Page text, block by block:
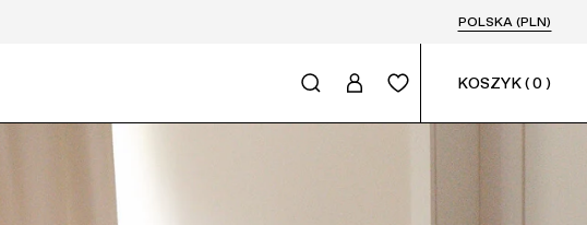
POLSKA (PLN)
KOSZYK(0 )